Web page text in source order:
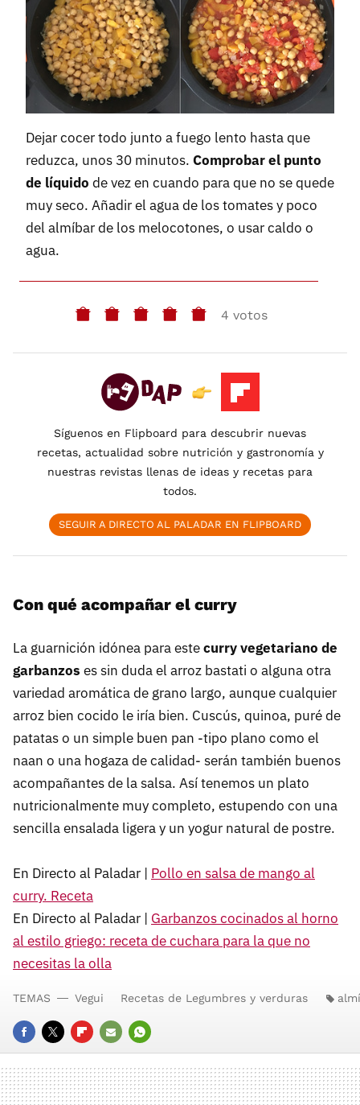
Dejar cocer todo junto a fuego lento hasta que
reduzca, unos 30 minutos. Comprobar el punto
de líquido de vez en cuando para que no se quede
muy seco. Añadir el agua de los tomates y poco
del almíbar de los melocotones, o usar caldo o
agua.
4 votos
Síguenos en Flipboard para descubrir nuevas
recetas, actualidad sobre nutrición y gastronomía y
nuestras revistas llenas de ideas y recetas para
todos.
SEGUIR A DIRECTO AL PALADAR EN FLIPBOARD
Con qué acompañar el curry
La guarnición idónea para estecurry vegetariano de
garbanzos es sin duda el arroz bastati o alguna otra
variedad aromática de grano largo, aunque cualquier
arroz bien cocido le iría bien. Cuscús, quinoa, puré de
patatas o un simple buen pan -tipo plano como el
naan o una hogaza de calidad- serán también buenos
acompañantes de la salsa. Así tenemos un plato
nutricionalmente muy completo, estupendo con una
sencilla ensalada ligera y un yogur natural de postre.
En Directo al Paladar | Pollo en salsa de mango al
curry. Receta
En Directo al Paladar | Garbanzos cocinados al horno
al estilo griego: receta de cuchara para la que no
necesitas la olla
FACEBOOK
TWITTERFLIPBOARD
E-
MAIL
WHATSAPP
TEMAS Vegui Recetas de Legumbres y verduras